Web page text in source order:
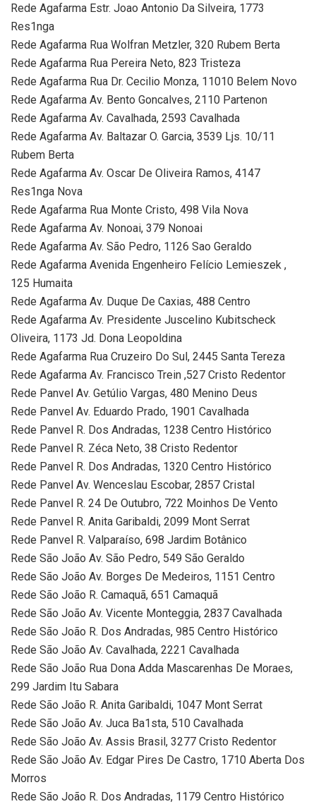
Rede Agafarma Estr. Joao Antonio Da Silveira, 1773
Res1nga
Rede Agafarma Rua Wolfran Metzler, 320 Rubem Berta
Rede Agafarma Rua Pereira Neto, 823 Tristeza
Rede Agafarma Rua Dr. Cecilio Monza, 11010 Belem Novo
Rede Agafarma Av. Bento Goncalves, 2110 Partenon
Rede Agafarma Av. Cavalhada, 2593 Cavalhada
Rede Agafarma Av. Baltazar O. Garcia, 3539 Ljs. 10/11
Rubem Berta
Rede Agafarma Av. Oscar De Oliveira Ramos, 4147
Res1nga Nova
Rede Agafarma Rua Monte Cristo, 498 Vila Nova
Rede Agafarma Av. Nonoai, 379 Nonoai
Rede Agafarma Av. São Pedro, 1126 Sao Geraldo
Rede Agafarma Avenida Engenheiro Felício Lemieszek ,
125 Humaita
Rede Agafarma Av. Duque De Caxias, 488 Centro
Rede Agafarma Av. Presidente Juscelino Kubitscheck
Oliveira, 1173 Jd. Dona Leopoldina
Rede Agafarma Rua Cruzeiro Do Sul, 2445 Santa Tereza
Rede Agafarma Av. Francisco Trein ,527 Cristo Redentor
Rede Panvel Av. Getúlio Vargas, 480 Menino Deus
Rede Panvel Av. Eduardo Prado, 1901 Cavalhada
Rede Panvel R. Dos Andradas, 1238 Centro Histórico
Rede Panvel R. Zéca Neto, 38 Cristo Redentor
Rede Panvel R. Dos Andradas, 1320 Centro Histórico
Rede Panvel Av. Wenceslau Escobar, 2857 Cristal
Rede Panvel R. 24 De Outubro, 722 Moinhos De Vento
Rede Panvel R. Anita Garibaldi, 2099 Mont Serrat
Rede Panvel R. Valparaíso, 698 Jardim Botânico
Rede São João Av. São Pedro, 549 São Geraldo
Rede São João Av. Borges De Medeiros, 1151 Centro
Rede São João R. Camaquã, 651 Camaquã
Rede São João Av. Vicente Monteggia, 2837 Cavalhada
Rede São João R. Dos Andradas, 985 Centro Histórico
Rede São João Av. Cavalhada, 2221 Cavalhada
Rede São João Rua Dona Adda Mascarenhas De Moraes,
299 Jardim Itu Sabara
Rede São João R. Anita Garibaldi, 1047 Mont Serrat
Rede São João Av. Juca Ba1sta, 510 Cavalhada
Rede São João Av. Assis Brasil, 3277 Cristo Redentor
Rede São João Av. Edgar Pires De Castro, 1710 Aberta Dos
Morros
Rede São João R. Dos Andradas, 1179 Centro Histórico